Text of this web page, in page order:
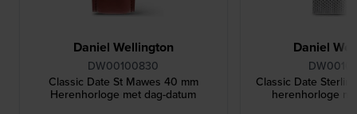
Daniel Wellington
DW00100830
Classic Date St Mawes 40 mm
Herenhorloge met dag-datum
Daniel
Classic Date
herenhorloge